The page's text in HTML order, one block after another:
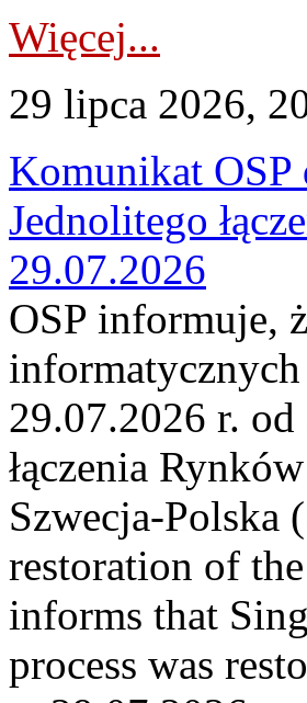
Więcej...
29 lipca 2026,
Komunikat OSP
Jednolitego
29.07.2026
OSP informuje,
29.07.2026 r.
łączenia
Szwecja-Polska
restoration of
informs that
process was